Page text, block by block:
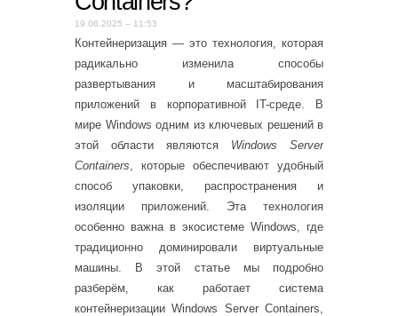
19.06.2025 – 11:53
Контейнеризация — это технология, которая
радикально изменила способы
развертывания и масштабирования
приложений в корпоративной IT-среде. В
мире Windows одним из ключевых решений в
этой области являются Windows Server
Containers, которые обеспечивают удобный
способ упаковки, распространения и
изоляции приложений. Эта технология
особенно важна в экосистеме Windows, где
традиционно доминировали виртуальные
машины. В этой статье мы подробно
разберём, как работает система
контейнеризации Windows Server Containers,